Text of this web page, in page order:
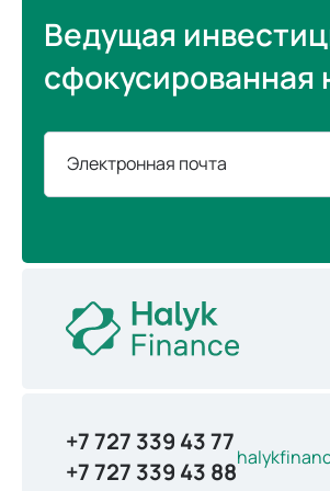
Ведущая
сфокусированная
Электронная почта
+7 727 339 43 77
+7 727 339 43 88